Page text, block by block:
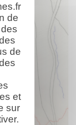
de
de
et
sur